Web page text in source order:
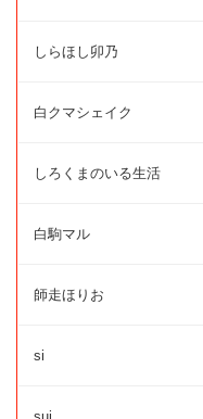
しらほし卯乃
白クマシェイク
しろくまのいる生活
白駒マル
師走ほりお
si